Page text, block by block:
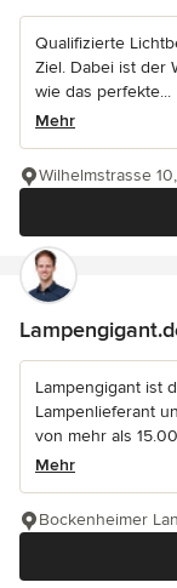
Qualifizierte
Ziel. Dabei ist der
wie das perfekte...
Mehr
Wilhelmstrasse
Lampengigant ist
Lampenlieferant
von mehr als
Mehr
Bockenheimer